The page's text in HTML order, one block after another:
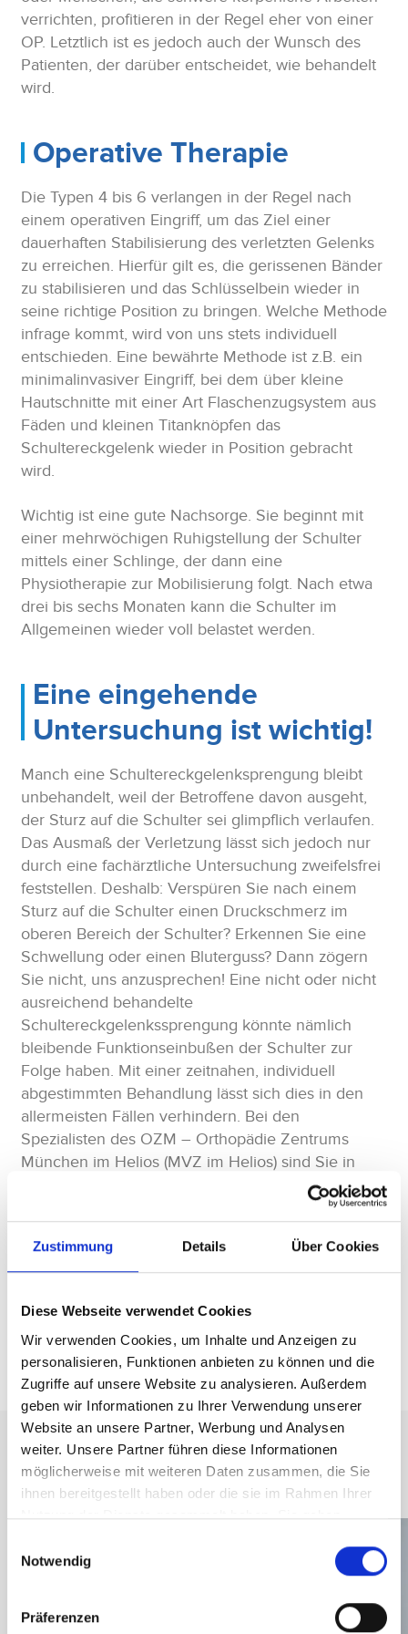
Zustimmung Details Über Cookies
Diese Webseite verwendet Cookies
Wir verwenden Cookies, um Inhalte und Anzeigen zu
personalisieren, Funktionen anbieten zu können und die
Zugriffe auf unsere Website zu analysieren. Außerdem
geben wir Informationen zu Ihrer Verwendung unserer
Website an unsere Partner, Werbung und Analysen
weiter. Unsere Partner führen diese Informationen
möglicherweise mit weiteren Daten zusammen, die Sie
ihnen bereitgestellt haben oder die sie im Rahmen Ihrer
Nutzung der Dienste gesammelt haben. Sie geben
Webseite weiterhin nutzen.
Notwendig
Präferenzen
verrichten, profitieren in der Regel eher von einer
OP. Letztlich ist es jedoch auch der Wunsch des
Patienten, der darüber entscheidet, wie behandelt
wird.
Operative Therapie
Die Typen 4 bis 6 verlangen in der Regel nach
einem operativen Eingriff, um das Ziel einer
dauerhaften Stabilisierung des verletzten Gelenks
zu erreichen. Hierfür gilt es, die gerissenen Bänder
zu stabilisieren und das Schlüsselbein wieder in
seine richtige Position zu bringen. Welche Methode
infrage kommt, wird von uns stets individuell
entschieden. Eine bewährte Methode ist z.B. ein
minimalinvasiver Eingriff, bei dem über kleine
Hautschnitte mit einer Art Flaschenzugsystem aus
Fäden und kleinen Titanknöpfen das
Schultereckgelenk wieder in Position gebracht
wird.
Wichtig ist eine gute Nachsorge. Sie beginnt mit
einer mehrwöchigen Ruhigstellung der Schulter
mittels einer Schlinge, der dann eine
Physiotherapie zur Mobilisierung folgt. Nach etwa
drei bis sechs Monaten kann die Schulter im
Allgemeinen wieder voll belastet werden.
Eine eingehende
Untersuchung ist wichtig!
Manch eine Schultereckgelenksprengung bleibt
unbehandelt, weil der Betroffene davon ausgeht,
der Sturz auf die Schulter sei glimpflich verlaufen.
Das Ausmaß der Verletzung lässt sich jedoch nur
durch eine fachärztliche Untersuchung zweifelsfrei
feststellen. Deshalb: Verspüren Sie nach einem
Sturz auf die Schulter einen Druckschmerz im
oberen Bereich der Schulter? Erkennen Sie eine
Schwellung oder einen Bluterguss? Dann zögern
Sie nicht, uns anzusprechen! Eine nicht oder nicht
ausreichend behandelte
Schultereckgelenkssprengung könnte nämlich
bleibende Funktionseinbußen der Schulter zur
Folge haben. Mit einer zeitnahen, individuell
abgestimmten Behandlung lässt sich dies in den
allermeisten Fällen verhindern. Bei den
Spezialisten des OZM – Orthopädie Zentrums
München im Helios (MVZ im Helios) sind Sie in
Neueste Beiträge